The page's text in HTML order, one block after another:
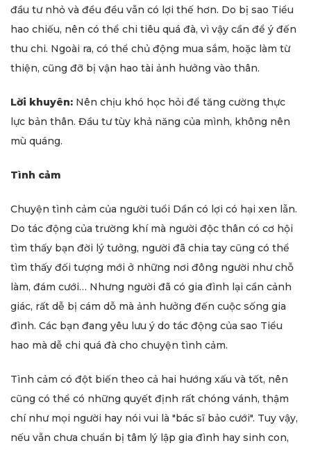
đầu tư nhỏ và đều đều vẫn có lợi thế hơn. Do bị sao Tiểu
hao chiếu, nên có thể chi tiêu quá đà, vì vậy cần để ý đến
thu chi. Ngoài ra, có thể chủ động mua sắm, hoặc làm từ
thiện, cũng đỡ bị vận hao tài ảnh hưởng vào thân.
Lời khuyên: Nên chịu khó học hỏi để tăng cường thực
lực bản thân. Đầu tư tùy khả năng của mình, không nên
mù quáng.
Tình cảm
Chuyện tình cảm của người tuổi Dần có lợi có hại xen lẫn.
Do tác động của trường khí mà người độc thân có cơ hội
tìm thấy bạn đời lý tưởng, người đã chia tay cũng có thể
tìm thấy đối tượng mới ở những nơi đông người như chỗ
làm, đám cưới… Nhưng người đã có gia đình lại cần cảnh
giác, rất dễ bị cám dỗ mà ảnh hưởng đến cuộc sống gia
đình. Các bạn đang yêu lưu ý do tác động của sao Tiểu
hao mà dễ chi quá đà cho chuyện tình cảm.
Tình cảm có đột biến theo cả hai hướng xấu và tốt, nên
cũng có thể có những quyết định rất chóng vánh, thậm
chí như mọi người hay nói vui là "bác sĩ bảo cưới". Tuy vậy,
nếu vẫn chưa chuẩn bị tâm lý lập gia đình hay sinh con,